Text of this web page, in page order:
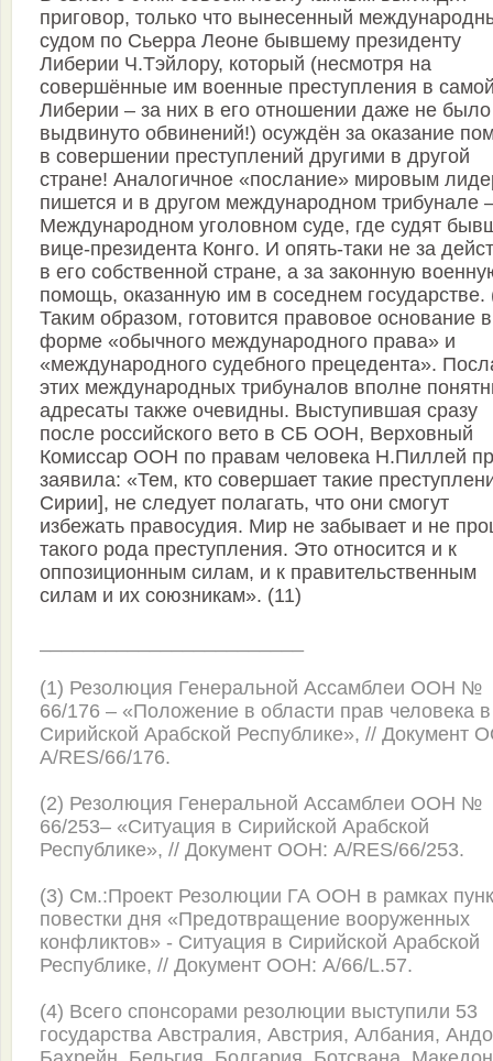
приговор, только что вынесенный
судом по Сьерра Леоне бывшему президенту
Либерии Ч.Тэйлору, который (несмотря на
совершённые им военные преступления в
Либерии – за них в его отношении даже не было
выдвинуто обвинений!) осуждён за оказание
в совершении преступлений другими в другой
стране! Аналогичное «послание» мировым
пишется и в другом международном трибунале
Международном уголовном суде, где судят
вице-президента Конго. И опять-таки не за
в его собственной стране, а за законную
помощь, оказанную им в соседнем государстве.
Таким образом, готовится правовое основание в
форме «обычного международного права» и
«международного судебного прецедента».
этих международных трибуналов вполне
адресаты также очевидны. Выступившая сразу
после российского вето в СБ ООН, Верховный
Комиссар ООН по правам человека Н.Пиллей
заявила: «Тем, кто совершает такие
Сирии], не следует полагать, что они смогут
избежать правосудия. Мир не забывает и не
такого рода преступления. Это относится и к
оппозиционным силам, и к правительственным
силам и их союзникам». (11)
(1) Резолюция Генеральной Ассамблеи ООН №
66/176 – «Положение в области прав человека в
Сирийской Арабской Республике», // Документ
A/RES/66/176.
(2) Резолюция Генеральной Ассамблеи ООН №
66/253– «Ситуация в Сирийской Арабской
Республике», // Документ ООН: A/RES/66/253.
(3) См.:Проект Резолюции ГА ООН в рамках
повестки дня «Предотвращение вооруженных
конфликтов» - Ситуация в Сирийской Арабской
Республике, // Документ ООН: A/66/L.57.
(4) Всего спонсорами резолюции выступили 53
государства Австралия, Австрия, Албания,